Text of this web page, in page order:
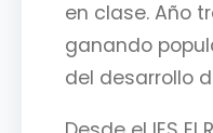
en clase. Año
ganando
del desarrollo